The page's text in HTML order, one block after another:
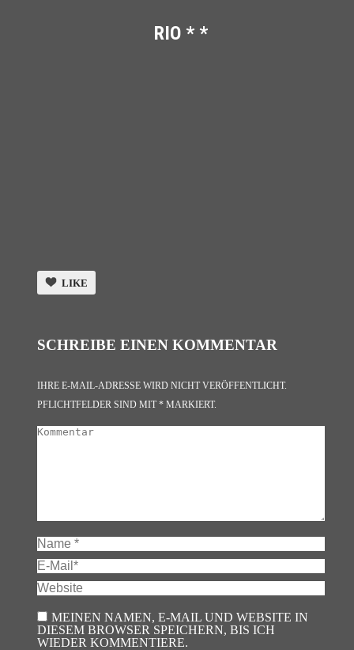
RIO * *
LIKE
SCHREIBE EINEN KOMMENTAR
IHRE E-MAIL-ADRESSE WIRD NICHT VERÖFFENTLICHT.
PFLICHTFELDER SIND MIT * MARKIERT.
KOMMENTAR
NAME *
E-MAIL *
WEBSITE
MEINEN NAMEN, E-MAIL UND WEBSITE IN
DIESEM BROWSER SPEICHERN, BIS ICH
WIEDER KOMMENTIERE.